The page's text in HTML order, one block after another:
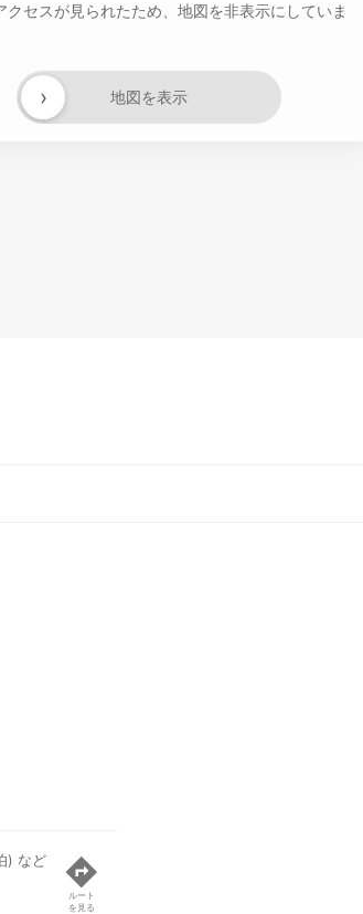
クセスが見られたため、地図を非表示にしていま
地図を表示
›
) など
ルート
を見る